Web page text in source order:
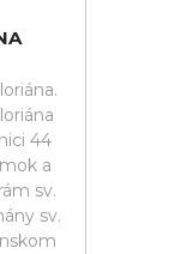
44
a
sv.
sv.